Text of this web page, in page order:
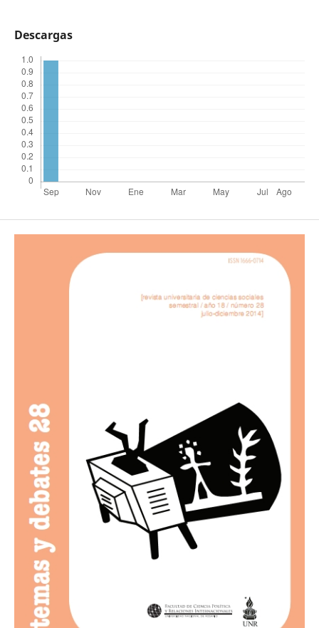
Descargas